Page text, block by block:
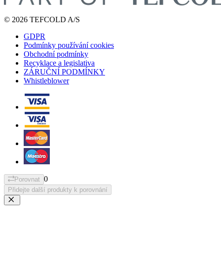
© 2026 TEFCOLD A/S
GDPR
Podmínky používání cookies
Obchodní podmínky
Recyklace a legislativa
ZÁRUČNÍ PODMÍNKY
Whistleblower
Porovnat 0
Přidejte další produkty k porovnání